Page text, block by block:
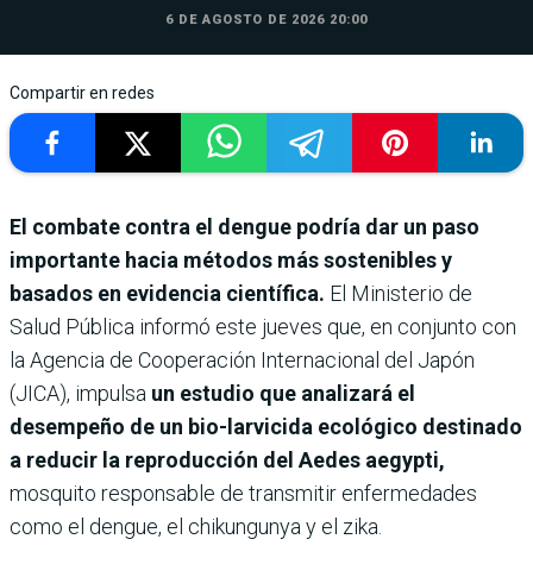
6 DE AGOSTO DE 2026 20:00
Compartir en redes
El combate contra el dengue podría dar un paso
importante hacia métodos más sostenibles y
basados en evidencia científica. El Ministerio de
Salud Pública informó este jueves que, en conjunto con
la Agencia de Cooperación Internacional del Japón
(JICA), impulsa un estudio que analizará el
desempeño de un bio-larvicida ecológico destinado
a reducir la reproducción del Aedes aegypti,
mosquito responsable de transmitir enfermedades
como el dengue, el chikungunya y el zika.